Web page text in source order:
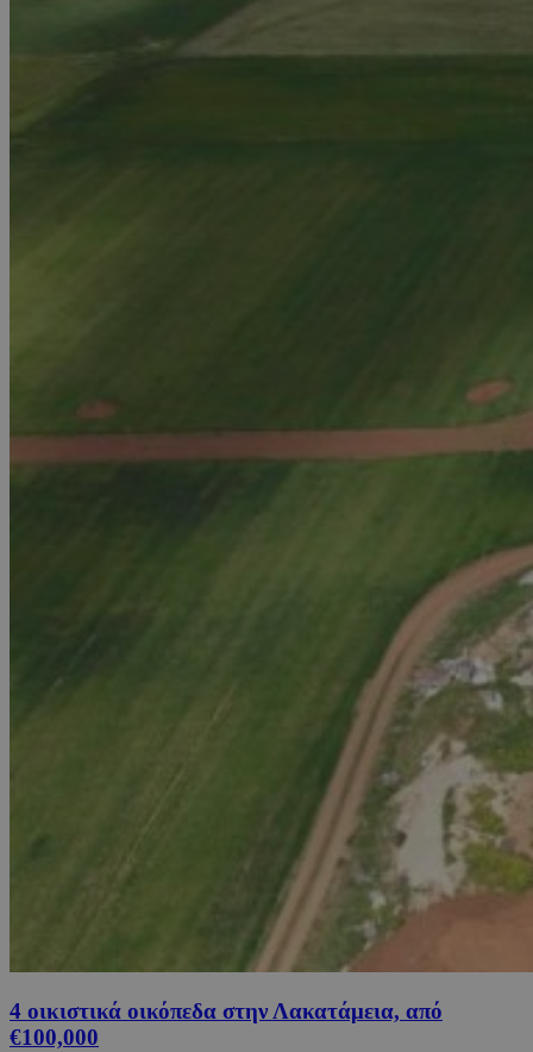
4 οικιστικά οικόπεδα στην Λακατάμεια, από
€100,000